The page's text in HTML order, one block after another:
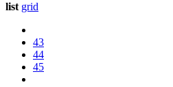
list grid
43
44
45